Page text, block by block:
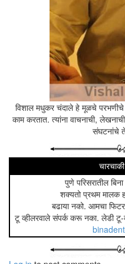
म्यानेजर साहेबांना काय प्रकार
म्यानेजरनी सगळी परिस्थिती
लोकांनी पोलीसांची झंझट नको
त्या प्रमुख हवालदाराने
"काय रे, नाव काय तुझं?"
"अं… बबन्या, आपलं …बबन."
"किती व्हते पैशे?"
"पाच हजार."
"तुला कोणी दिलते?"
"कोण दोस्त, त्याला कोणी दिले?"
"म्हाईत न्हाई."
"दोस्त कोण म्हाईत न्हाई व्हय रे?"
"न्हाई … ते आमच्या गावचा
"काठीकवडे याची जबानी
बबन्यासोबत इतरांच्याही
परतला.
बबन्याला कळत नव्हतं, की
नको होतं आणि पुन्हा आपण
विशाल मधुकर चंदाले हे मूळचे
काम करतात. त्यांना वाचनाची,
संघटनांचे
पुणे परिसरातील
शक्यतो प्रथम मालक
बढाया नको. आमचा
टू व्हीलरवाले संपर्क करू नका. लेडी